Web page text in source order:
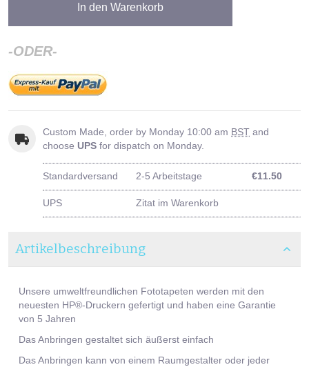
In den Warenkorb
-ODER-
Custom Made, order by Monday 10:00 am BST and
choose UPS for dispatch on Monday.
Standardversand 2-5 Arbeitstage €11.50
UPS Zitat im Warenkorb
Artikelbeschreibung
Unsere umweltfreundlichen Fototapeten werden mit den
neuesten HP®-Druckern gefertigt und haben eine Garantie
von 5 Jahren
Das Anbringen gestaltet sich äußerst einfach
Das Anbringen kann von einem Raumgestalter oder jeder